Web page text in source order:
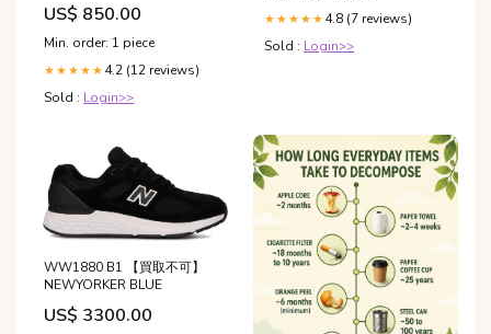
US$ 850.00
Min. order: 1 piece
★★★★★ 4.2 (12 reviews)
Sold : Login>>
★★★★★ 4.8 (7 reviews)
Sold : Login>>
WW1880 B1 【買取不可】
NEWYORKER BLUE
US$ 3300.00